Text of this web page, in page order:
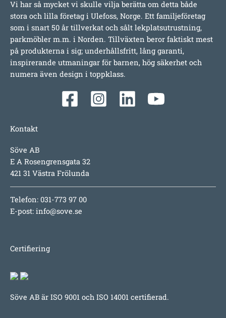
Vi har så mycket vi skulle vilja berätta om detta både
stora och lilla företag i Ulefoss, Norge. Ett familjeföretag
som i snart 50 år tillverkat och sålt lekplatsutrustning,
parkmöbler m.m. i Norden. Tillväxten beror faktiskt mest
på produkterna i sig; underhållsfritt, lång garanti,
inspirerande utmaningar för barnen, hög säkerhet och
numera även design i toppklass.
Kontakt
Söve AB
E A Rosengrensgata 32
421 31 Västra Frölunda
Telefon: 031-773 97 00
E-post: info@sove.se
Certifiering
Söve AB är ISO 9001 och ISO 14001 certifierad.